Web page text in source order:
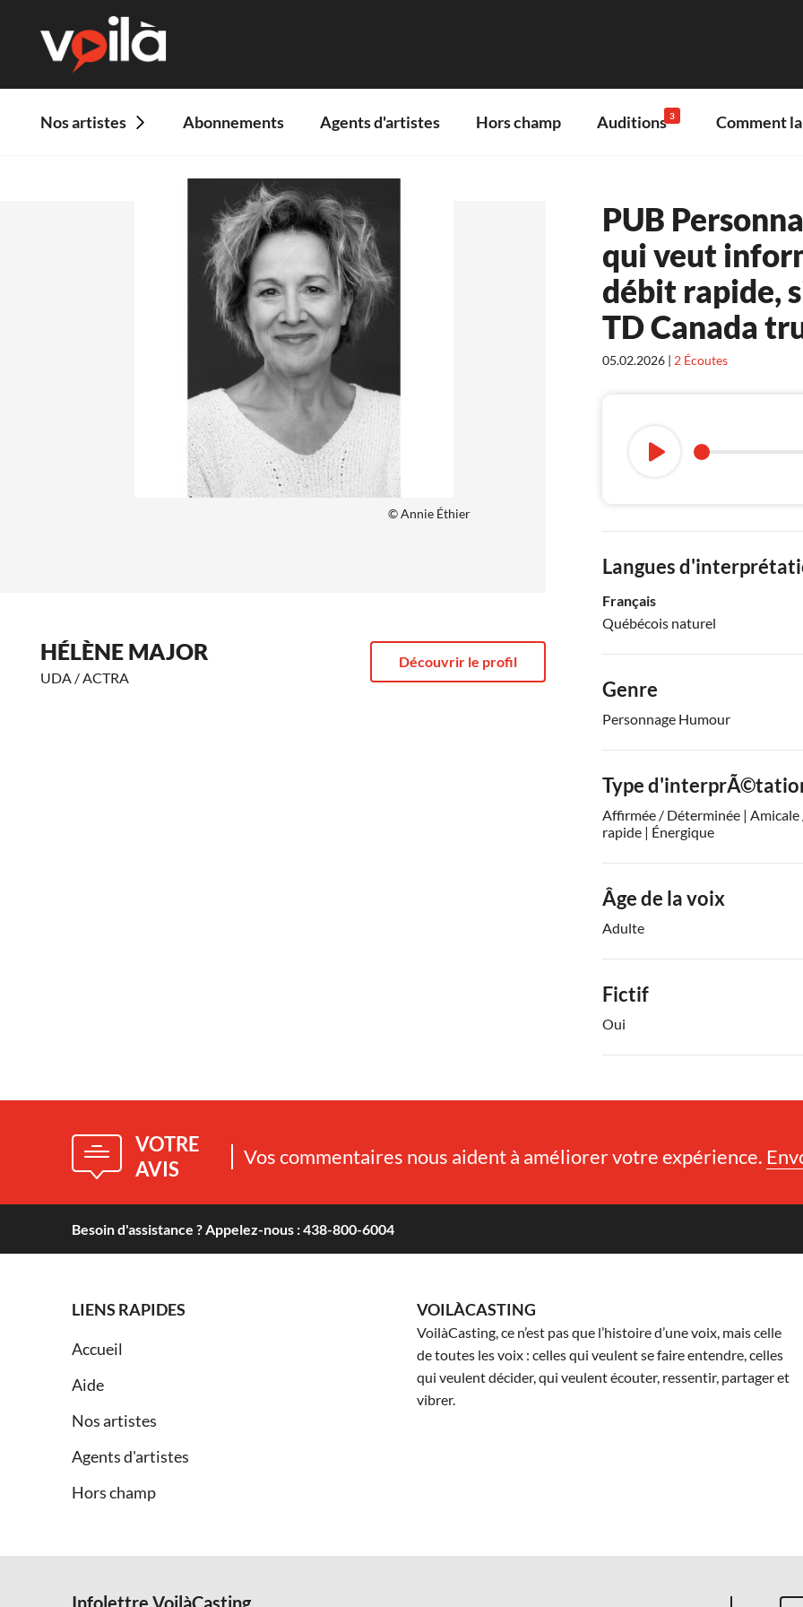
Nos artistes Abonnements Agents d'artistes Hors champ Auditions 3 Comment
© Annie Éthier
HÉLÈNE MAJOR
UDA / ACTRA
Découvrir le profil
PUB
qui veut
débit rapide,
TD Canada
05.02.2026 | 2Écoutes
Langues
Français
Québécois naturel
Genre
Personnage Humour
Type
Affirmée / Déterminée |
rapide | Énergique
Âge de la voix
Adulte
Fictif
Oui
VOTRE
AVIS
Vos commentaires nous aident à améliorer votre expérience.
Besoin d'assistance ? Appelez-nous : 438-800-6004
LIENS RAPIDES
Accueil
Aide
Nos artistes
Agents d'artistes
Hors champ
VOILÀCASTING
VoilàCasting, ce n’est pas que l’histoire d’une voix, mais celle
de toutes les voix : celles qui veulent se faire entendre, celles
qui veulent décider, qui veulent écouter, ressentir, partager et
vibrer.
Infolettre VoilàCasting